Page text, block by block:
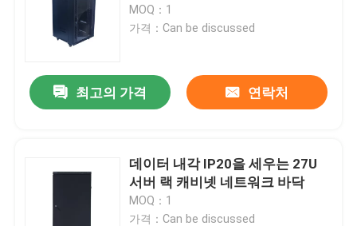
MOQ：1
가격：Can be discussed
최고의 가격 연락처
데이터 내각 IP20을 세우는 27U
서버 랙 캐비넷 네트워크 바닥
MOQ：1
가격：Can be discussed